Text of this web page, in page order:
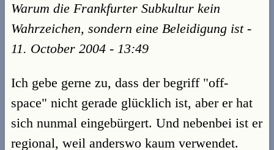
Warum die Frankfurter Subkultur kein
Wahrzeichen, sondern eine Beleidigung ist -
11. October 2004 - 13:49
Ich gebe gerne zu, dass der begriff "off-
space" nicht gerade glücklich ist, aber er hat
sich nunmal eingebürgert. Und nebenbei ist er
regional, weil anderswo kaum verwendet.